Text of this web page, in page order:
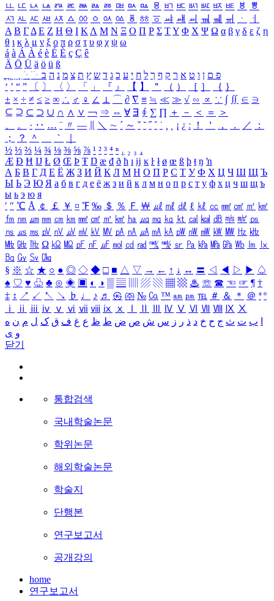
ㅥ ㅦ ㅧ ㅨ ㅩ ㅪ ㅫ ㅬ ㅭ ㅮ ㅯ ㅰ ㅱ ㅲ ㅳ ㅴ ㅵ ㅶ ㅷ ㅸ
ㅹ
ㅺ ㅻ ㅼ ㅽ ㅾ ㅿ ㆀ ㆁ ㆂ ㆃ ㆄ ㆅ ㆆ ㆇ ㆈ ㆉ ㆊ ㆋ ㆌ ㆍ
ㆎ
Α Β ΓΔ Ε Ζ Η Θ Ι ΚΛ Μ Ν Ξ Ο Π Ρ Σ ΤΥ Φ Χ Ψ Ω α β γ δ ε ζ η
θ ι κ λ μ ν ξ ο π ρ σ τ υ φ χ ψ ω
á à Á À é è É È ç Ç ê
Ä Ö Ü ä ö ü ß
ִֶֹ ֻּ ׁׂ פ ם ן ו ט א ר ק ף ך ל ח י ע כ ג ד ש ץ ת צ מ נ ה ב
‘ ’ “ ” 〔 〕 〈 〉 「 」 『 』 【 】 ＂ （ ） ［ ］ ｛ ｝
± × ÷ ≠ ≤ ≥ ∞ ∴ ♂ ♀ ∠ ⊥ ⌒ ∂ ∇ ≡ ≒ ≪ ≫ √ ∽ ∝ ∵ ∫ ∬ ∈ ∋
⊆ ⊇ ⊂ ⊃ ∪ ∩ ∧ ∨ ￢ ⇒ ⇔ ∀ ∃ ∮ ∑ ∏ ＋ － ＜ ＝
＞
、
。 · ‥ … ¨ 〃 ― ＼ ∼ ´ ～ ˇ ˘ ˝ ˚ ˙ ¸ ¡ ¿ ː ！ ＇ ， ． ／
：
；
？ ＾ ｀
½ ⅓ ⅔ ¼ ¾ ⅛ ⅜ ⅝ ⅞ ¹ ² ³ ⁴ ⁿ ₁ ₂ ₃ ₄
Æ Ð Ħ Ĳ Ł Ø Œ Þ Ŧ Ŋ æ đ ð ħ ı ĳ ĸ ŀ ł ø œ ß þ ŧ ŋ ŉ
А Б В Г Д Е Ё Ж З И Й К Л М Н О П Р С Т У Ф Х Ц Ч Ш Щ Ъ
Ы Ь Э Ю Я а б в г д е ё ж з и й к л м н о п р с т у ф х ц ч ш щ ъ
ы ь э ю я
′ ″ ℃ Å ￠ ￡ ￥ ¤ ℉ ‰ ＄ ％ Ｆ ￦ ㎕ ㎖ ㎗ ℓ ㎘ ㏄ ㎣ ㎤ ㎥ ㎦
㎙ ㎚ ㎛ ㎜ ㎝ ㎞ ㎟ ㎠ ㎡ ㎢ ㏊ ㎍ ㎎ ㎏ ㏏ ㎈ ㎉ ㏈ ㎧ ㎨ ㎰
㎱ ㎲ ㎳ ㎴ ㎵ ㎶ ㎷ ㎸ ㎹ ㎀ ㎁ ㎂ ㎃ ㎄ ㎺ ㎻ ㎽ ㎾ ㎿ ㎐ ㎑
㎒ ㎓ ㎔ Ω ㏀ ㏁ ㎊ ㎋ ㎌ ㏖ ㏅ ㎭ ㎮ ㎯ ㏛ ㎩ ㎪ ㎫ ㎬ ㏝ ㏐
㏓
㏃ ㏉ ㏜ ㏆
§ ※ ☆ ★ ○ ● ◎ ◇ ◆ □ ■ △ ▽ → ← ↑ ↓ ↔ 〓 ◁ ◀ ▷ ▶ ♤
♠ ♡ ♥ ♧ ♣ ⊙ ◈ ▣ ◐ ◑ ▒ ▤ ▨ ▧ ▦ ▩ ♨ ☏ ☎ ☜ ☞ ¶ †
‡ ↕ ↗ ↙ ↖ ↘ ♭ ♩ ♪ ♬ ㉿ ㈜ № ㏇ ™ ㏂ ㏘ ℡ ＃ ＆ ＊ ＠ ª º
ⅰ
ⅱ ⅲ ⅳ ⅴ ⅵ ⅶ ⅷ ⅸ ⅹ Ⅳ Ⅴ Ⅵ Ⅶ Ⅷ Ⅸ Ⅹ
ب ت ث ج ح خ د ذ ر ز س ش ص ض ط ظ ع غ ف ق ک ل م ن ه
و ی
닫기
통합검색
국내학술논문
학위논문
해외학술논문
학술지
단행본
연구보고서
공개강의
home
연구보고서